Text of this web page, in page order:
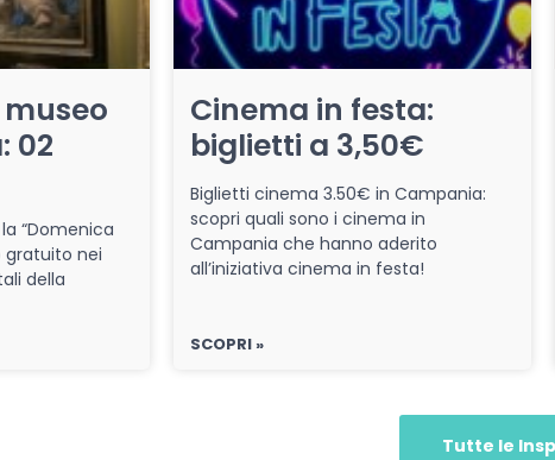
02
“Domenica
gratuito nei
della
Cinema in festa:
biglietti a 3,50€
Biglietti cinema 3.50€ in Campania:
scopri quali sono i cinema in
Campania che hanno aderito
all’iniziativa cinema in festa!
SCOPRI »
Tutte le